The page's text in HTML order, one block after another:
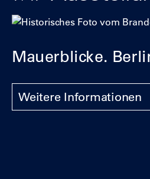
Klicke
den
Slider
überspringen
Mauerblicke.
Weitere Informationen
Ende
Sliders